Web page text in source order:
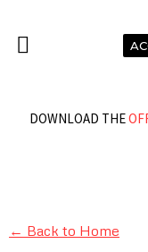
DOWNLOAD THE
← Back to Home